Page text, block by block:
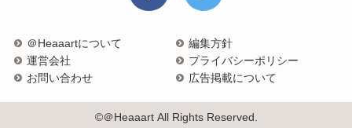
＠Heaaartについて
編集方針
運営会社
プライバシーポリシー
お問い合わせ
広告掲載について
©＠Heaaart All Rights Reserved.